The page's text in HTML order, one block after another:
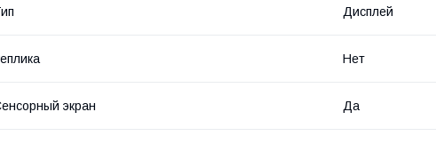
Дисплей
Нет
экран Да